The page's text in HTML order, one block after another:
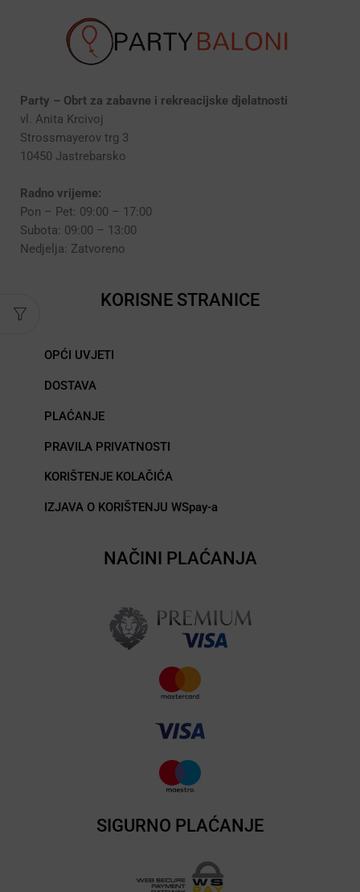
Party – Obrt za zabavne i rekreacijske djelatnosti
vl. Anita Krcivoj
Strossmayerov trg 3
10450 Jastrebarsko
Radno vrijeme:
Pon – Pet: 09:00 – 17:00
Subota: 09:00 – 13:00
Nedjelja: Zatvoreno
KORISNE STRANICE
OPĆI UVJETI
DOSTAVA
PLAĆANJE
PRAVILA PRIVATNOSTI
KORIŠTENJE KOLAČIĆA
IZJAVA O KORIŠTENJU WSpay-a
NAČINI PLAĆANJA
SIGURNO PLAĆANJE